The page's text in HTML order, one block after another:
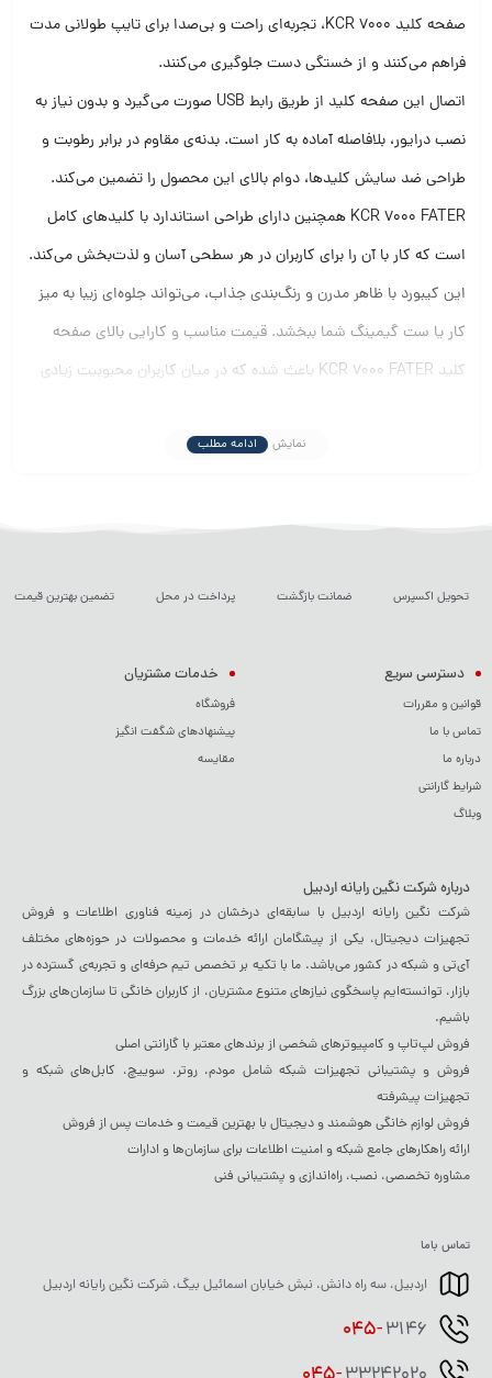
صفحه کلید KCR 7000، تجربه‌ای راحت و بی‌صدا برای تایپ طولانی مدت
فراهم می‌کنند و از خستگی دست جلوگیری می‌کنند.
اتصال این صفحه کلید از طریق رابط USB صورت می‌گیرد و بدون نیاز به
نصب درایور، بلافاصله آماده به کار است. بدنه‌ی مقاوم در برابر رطوبت و
طراحی ضد سایش کلیدها، دوام بالای این محصول را تضمین می‌کند.
KCR 7000 FATER همچنین دارای طراحی استاندارد با کلیدهای کامل
است که کار با آن را برای کاربران در هر سطحی آسان و لذت‌بخش می‌کند.
این کیبورد با ظاهر مدرن و رنگ‌بندی جذاب، می‌تواند جلوه‌ای زیبا به میز
کار یا ست گیمینگ شما ببخشد. قیمت مناسب و کارایی بالای صفحه
کلید KCR 7000 FATER باعث شده که در میان کاربران محبوبیت زیادی
اگر به دنبال یک صفحه کلید مقرون به صرفه با عملکرد عالی و دوام
بود. همین حالا این محصول را از فروشگاه ما سفارش دهید و از تجربه‌ی
نمایش ادامه مطلب
تحویل اکسپرس ضمانت بازگشت پرداخت در محل تضمین بهترین قیمت
دسترسی سریع
قوانین و مقررات
تماس با ما
درباره ما
شرایط گارانتی
وبلاگ
خدمات مشتریان
فروشگاه
پیشنهادهای شگفت انگیز
مقایسه
درباره شرکت نگین رایانه اردبیل
شرکت نگین رایانه اردبیل با سابقه‌ای درخشان در زمینه فناوری اطلاعات و فروش
تجهیزات دیجیتال، یکی از پیشگامان ارائه خدمات و محصولات در حوزه‌های مختلف
آی‌تی و شبکه در کشور می‌باشد. ما با تکیه بر تخصص تیم حرفه‌ای و تجربه‌ی گسترده در
بازار، توانسته‌ایم پاسخگوی نیازهای متنوع مشتریان، از کاربران خانگی تا سازمان‌های بزرگ
باشیم.
فروش لپ‌تاپ و کامپیوترهای شخصی از برندهای معتبر با گارانتی اصلی
فروش و پشتیبانی تجهیزات شبکه شامل مودم، روتر، سوییچ، کابل‌های شبکه و
تجهیزات پیشرفته
فروش لوازم خانگی هوشمند و دیجیتال با بهترین قیمت و خدمات پس از فروش
ارائه راهکارهای جامع شبکه و امنیت اطلاعات برای سازمان‌ها و ادارات
مشاوره تخصصی، نصب، راه‌اندازی و پشتیبانی فنی
تماس باما
اردبیل، سه راه دانش، نبش خیابان اسمائیل بیگ، شرکت نگین رایانه اردبیل
045-3146